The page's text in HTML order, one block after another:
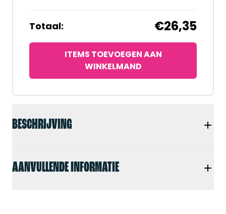
BESCHRIJVING
AANVULLENDE INFORMATIE
Totaal: €26,35
ITEMS TOEVOEGEN AAN
WINKELMAND